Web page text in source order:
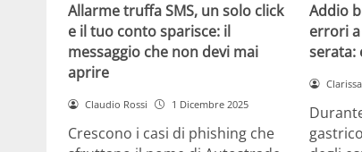
Allarme truffa SMS, un solo click
e il tuo conto sparisce: il
messaggio che non devi mai
aprire
Claudio Rossi 1 Dicembre 2025
Crescono i casi di phishing che
Addio
errori
serata: